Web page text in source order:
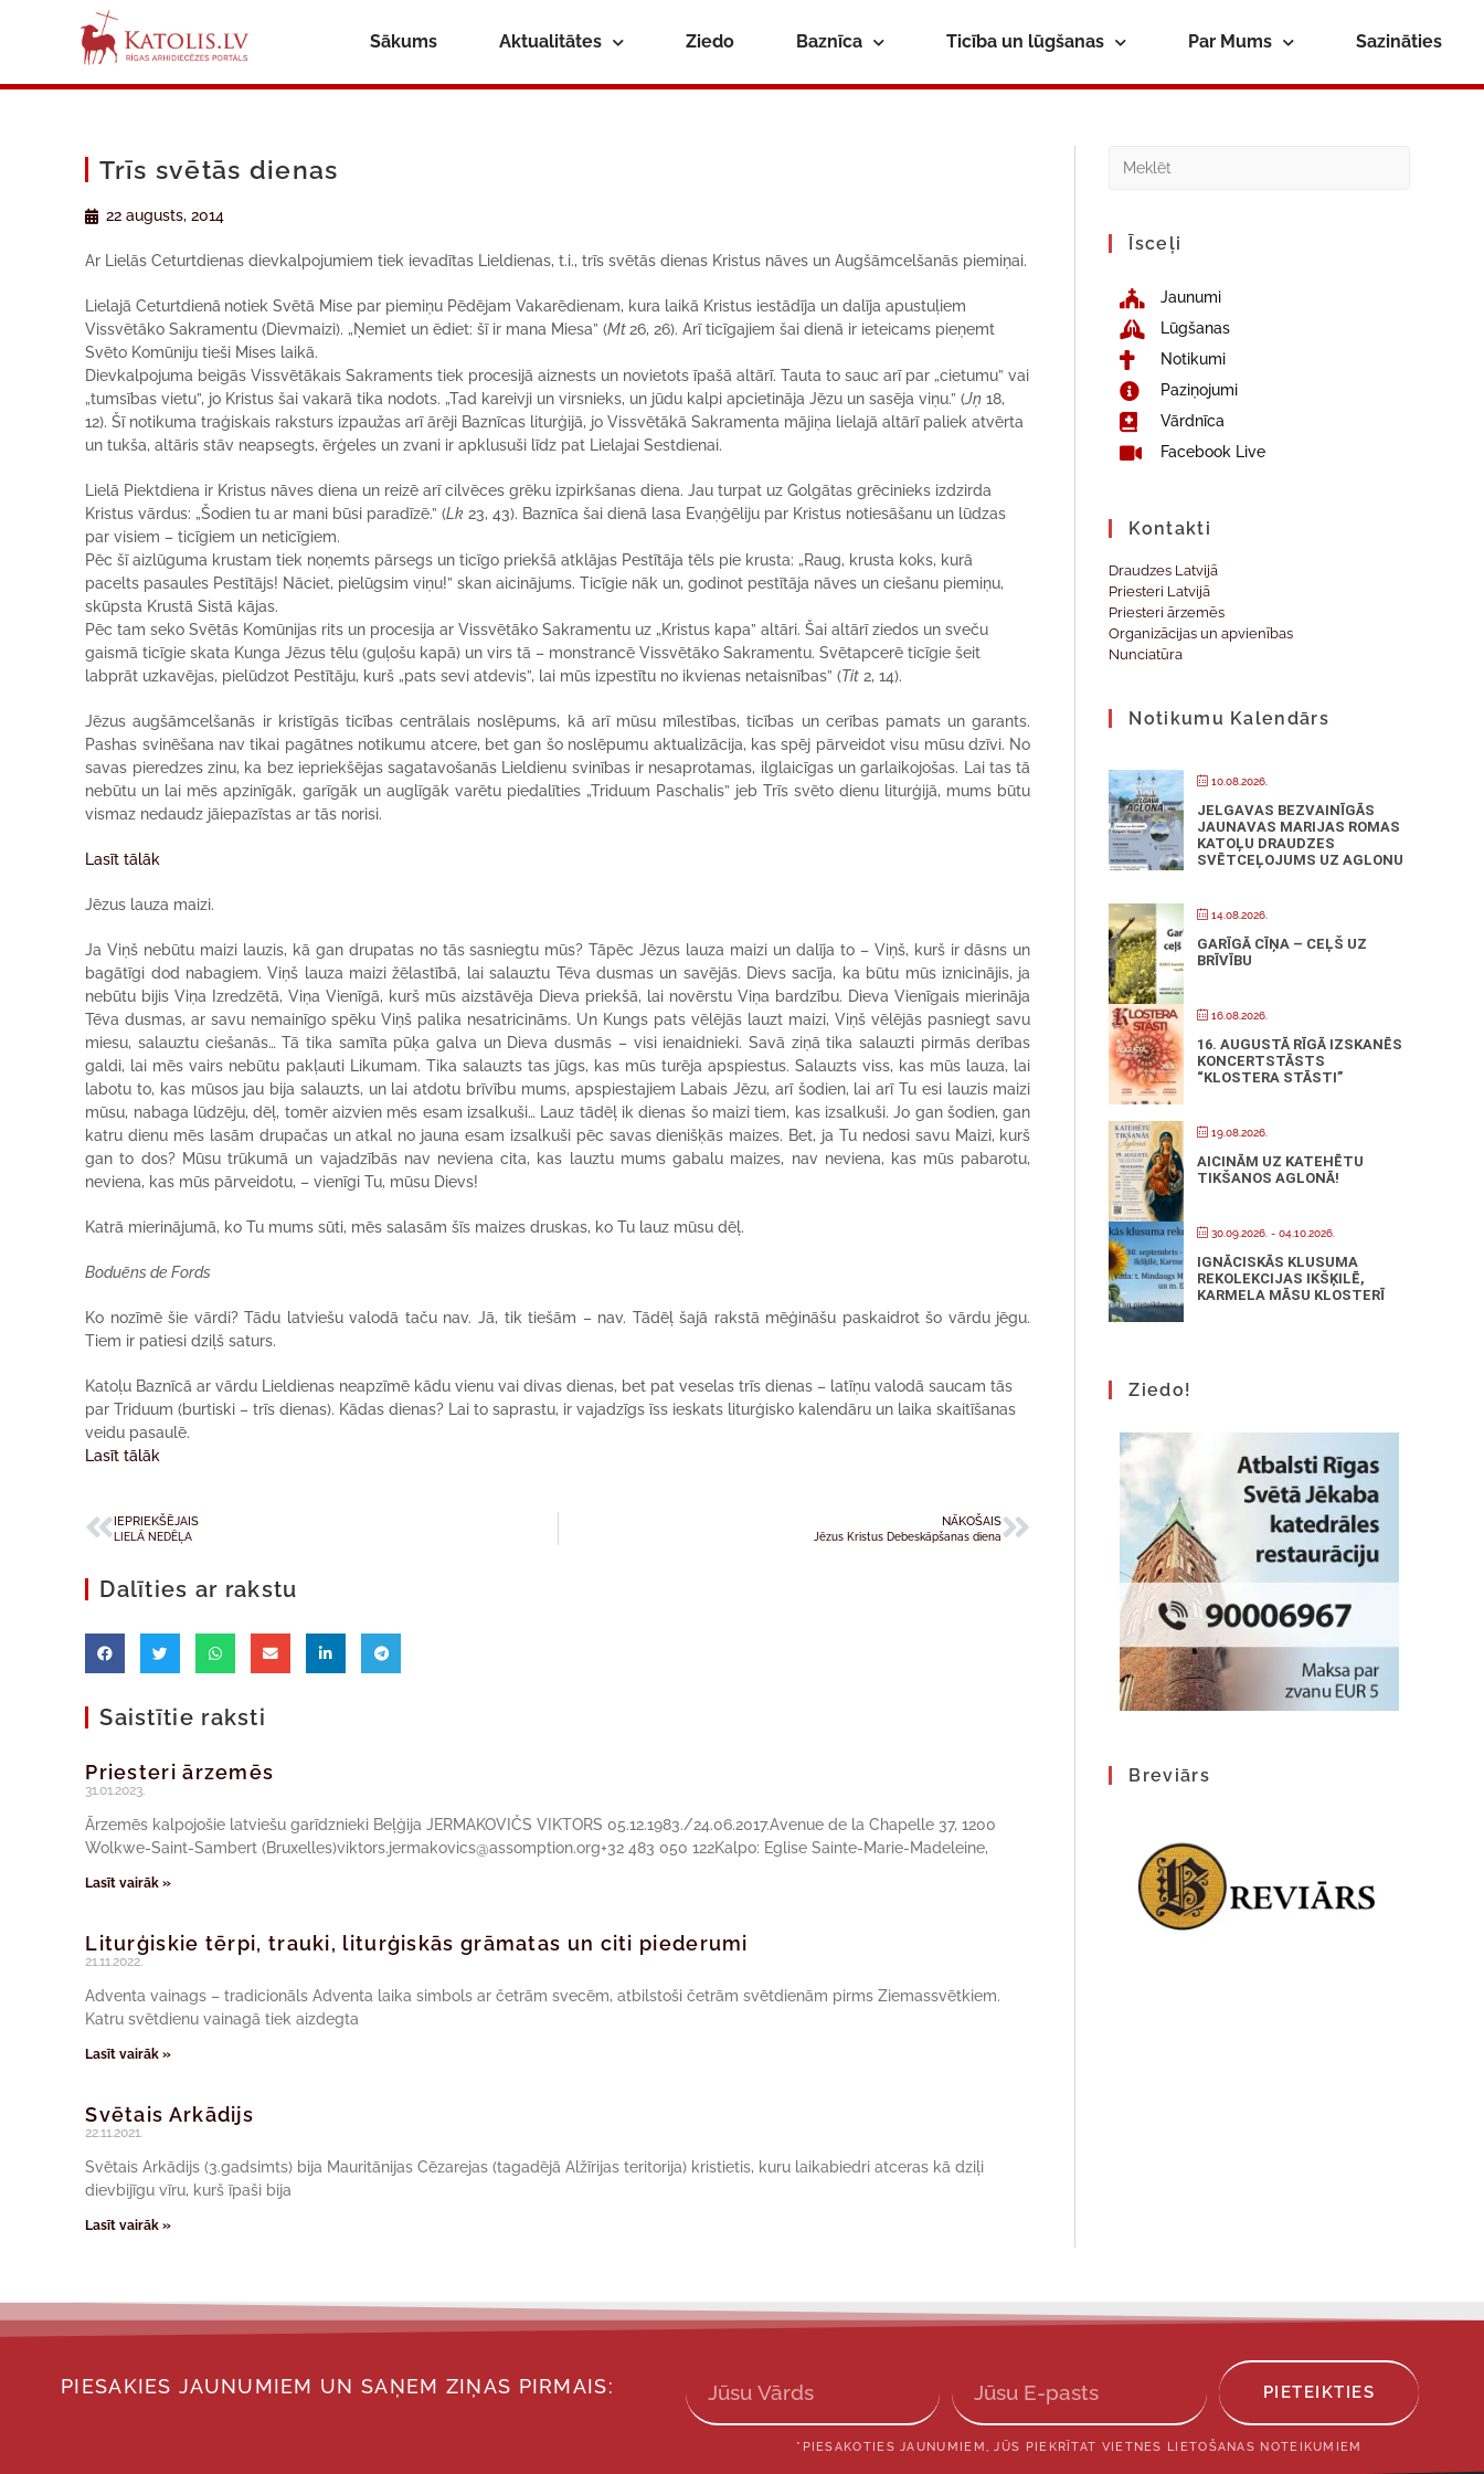
Sākums Aktualitātes Ziedo Baznīca Ticība un lūgšanas Par Mums Sazināties
Trīs svētās dienas
22 augusts, 2014
Ar Lielās Ceturtdienas dievkalpojumiem tiek ievadītas Lieldienas, t.i., trīs svētās dienas Kristus nāves un Augšāmcelšanās piemiņai.
Lielajā Ceturtdienā notiek Svētā Mise par piemiņu Pēdējam Vakarēdienam, kura laikā Kristus iestādīja un dalīja apustuļiem
Vissvētāko Sakramentu (Dievmaizi). „Ņemiet un ēdiet: šī ir mana Miesa” (Mt 26, 26). Arī ticīgajiem šai dienā ir ieteicams pieņemt
Svēto Komūniju tieši Mises laikā.
Dievkalpojuma beigās Vissvētākais Sakraments tiek procesijā aiznests un novietots īpašā altārī. Tauta to sauc arī par „cietumu” vai
„tumsības vietu”, jo Kristus šai vakarā tika nodots. „Tad kareivji un virsnieks, un jūdu kalpi apcietināja Jēzu un sasēja viņu.” (Jņ 18,
12). Šī notikuma traģiskais raksturs izpaužas arī ārēji Baznīcas liturģijā, jo Vissvētākā Sakramenta mājiņa lielajā altārī paliek atvērta
un tukša, altāris stāv neapsegts, ērģeles un zvani ir apklusuši līdz pat Lielajai Sestdienai.
Lielā Piektdiena ir Kristus nāves diena un reizē arī cilvēces grēku izpirkšanas diena. Jau turpat uz Golgātas grēcinieks izdzirda
Kristus vārdus: „Šodien tu ar mani būsi paradīzē.” (Lk 23, 43). Baznīca šai dienā lasa Evaņģēliju par Kristus notiesāšanu un lūdzas
par visiem – ticīgiem un neticīgiem.
Pēc šī aizlūguma krustam tiek noņemts pārsegs un ticīgo priekšā atklājas Pestītāja tēls pie krusta: „Raug, krusta koks, kurā
pacelts pasaules Pestītājs! Nāciet, pielūgsim viņu!” skan aicinājums. Ticīgie nāk un, godinot pestītāja nāves un ciešanu piemiņu,
skūpsta Krustā Sistā kājas.
Pēc tam seko Svētās Komūnijas rits un procesija ar Vissvētāko Sakramentu uz „Kristus kapa” altāri. Šai altārī ziedos un sveču
gaismā ticīgie skata Kunga Jēzus tēlu (guļošu kapā) un virs tā – monstrancē Vissvētāko Sakramentu. Svētapcerē ticīgie šeit
labprāt uzkavējas, pielūdzot Pestītāju, kurš „pats sevi atdevis”, lai mūs izpestītu no ikvienas netaisnības” (Tit 2, 14).
Jēzus augšāmcelšanās ir kristīgās ticības centrālais noslēpums, kā arī mūsu mīlestības, ticības un cerības pamats un garants.
Pashas svinēšana nav tikai pagātnes notikumu atcere, bet gan šo noslēpumu aktualizācija, kas spēj pārveidot visu mūsu dzīvi. No
savas pieredzes zinu, ka bez iepriekšējas sagatavošanās Lieldienu svinības ir nesaprotamas, ilglaicīgas un garlaikojošas. Lai tas tā
nebūtu un lai mēs apzinīgāk, garīgāk un auglīgāk varētu piedalīties „Triduum Paschalis” jeb Trīs svēto dienu liturģijā, mums būtu
vismaz nedaudz jāiepazīstas ar tās norisi.
Lasīt tālāk
Jēzus lauza maizi.
Ja Viņš nebūtu maizi lauzis, kā gan drupatas no tās sasniegtu mūs? Tāpēc Jēzus lauza maizi un dalīja to – Viņš, kurš ir dāsns un
bagātīgi dod nabagiem. Viņš lauza maizi žēlastībā, lai salauztu Tēva dusmas un savējās. Dievs sacīja, ka būtu mūs iznicinājis, ja
nebūtu bijis Viņa Izredzētā, Viņa Vienīgā, kurš mūs aizstāvēja Dieva priekšā, lai novērstu Viņa bardzību. Dieva Vienīgais mierināja
Tēva dusmas, ar savu nemainīgo spēku Viņš palika nesatricināms. Un Kungs pats vēlējās lauzt maizi, Viņš vēlējās pasniegt savu
miesu, salauztu ciešanās… Tā tika samīta pūķa galva un Dieva dusmās – visi ienaidnieki. Savā ziņā tika salauzti pirmās derības
galdi, lai mēs vairs nebūtu pakļauti Likumam. Tika salauzts tas jūgs, kas mūs turēja apspiestus. Salauzts viss, kas mūs lauza, lai
labotu to, kas mūsos jau bija salauzts, un lai atdotu brīvību mums, apspiestajiem Labais Jēzu, arī šodien, lai arī Tu esi lauzis maizi
mūsu, nabaga lūdzēju, dēļ, tomēr aizvien mēs esam izsalkuši… Lauz tādēļ ik dienas šo maizi tiem, kas izsalkuši. Jo gan šodien, gan
katru dienu mēs lasām drupačas un atkal no jauna esam izsalkuši pēc savas dienišķās maizes. Bet, ja Tu nedosi savu Maizi, kurš
gan to dos? Mūsu trūkumā un vajadzībās nav neviena cita, kas lauztu mums gabalu maizes, nav neviena, kas mūs pabarotu,
neviena, kas mūs pārveidotu, – vienīgi Tu, mūsu Dievs!
Katrā mierinājumā, ko Tu mums sūti, mēs salasām šīs maizes druskas, ko Tu lauz mūsu dēļ.
Boduēns de Fords
Ko nozīmē šie vārdi? Tādu latviešu valodā taču nav. Jā, tik tiešām – nav. Tādēļ šajā rakstā mēģināšu paskaidrot šo vārdu jēgu.
Tiem ir patiesi dziļš saturs.
Katoļu Baznīcā ar vārdu Lieldienas neapzīmē kādu vienu vai divas dienas, bet pat veselas trīs dienas – latīņu valodā saucam tās
par Triduum (burtiski – trīs dienas). Kādas dienas? Lai to saprastu, ir vajadzīgs īss ieskats liturģisko kalendāru un laika skaitīšanas
veidu pasaulē.
Lasīt tālāk
IEPRIEKŠĒJAIS
LIELĀ NEDĒĻA
NĀKOŠAIS
Jēzus Kristus Debeskāpšanas diena
Dalīties ar rakstu
Saistītie raksti
Priesteri ārzemēs
31.01.2023.
Ārzemēs kalpojošie latviešu garīdznieki Beļģija JERMAKOVIČS VIKTORS 05.12.1983./24.06.2017.Avenue de la Chapelle 37, 1200
Wolkwe-Saint-Sambert (Bruxelles)viktors.jermakovics@assomption.org+32 483 050 122Kalpo: Eglise Sainte-Marie-Madeleine,
Lasīt vairāk »
Liturģiskie tērpi, trauki, liturģiskās grāmatas un citi piederumi
21.11.2022.
Adventa vainags – tradicionāls Adventa laika simbols ar četrām svecēm, atbilstoši četrām svētdienām pirms Ziemassvētkiem.
Katru svētdienu vainagā tiek aizdegta
Lasīt vairāk »
Svētais Arkādijs
22.11.2021.
Svētais Arkādijs (3.gadsimts) bija Mauritānijas Cēzarejas (tagadējā Alžīrijas teritorija) kristietis, kuru laikabiedri atceras kā dziļi
dievbijīgu vīru, kurš īpaši bija
Lasīt vairāk »
Īsceļi
Jaunumi
Lūgšanas
Notikumi
Paziņojumi
Vārdnīca
Facebook Live
Kontakti
Draudzes Latvijā
Priesteri Latvijā
Priesteri ārzemēs
Organizācijas un apvienības
Nunciatūra
Notikumu Kalendārs
10.08.2026.
JELGAVAS BEZVAINĪGĀS
JAUNAVAS MARIJAS ROMAS
KATOĻU DRAUDZES
SVĒTCEĻOJUMS UZ AGLONU
14.08.2026.
GARĪGĀ CĪŅA – CEĻŠ UZ
BRĪVĪBU
16.08.2026.
16. AUGUSTĀ RĪGĀ IZSKANĒS
KONCERTSTĀSTS
“KLOSTERA STĀSTI”
19.08.2026.
AICINĀM UZ KATEHĒTU
TIKŠANOS AGLONĀ!
30.09.2026. - 04.10.2026.
IGNĀCISKĀS KLUSUMA
REKOLEKCIJAS IKŠĶILĒ,
KARMELA MĀSU KLOSTERĪ
Ziedo!
Breviārs
PIESAKIES JAUNUMIEM UN SAŅEM ZIŅAS PIRMAIS: PIETEIKTIES
*PIESAKOTIES JAUNUMIEM, JŪS PIEKRĪTAT VIETNES LIETOŠANAS NOTEIKUMIEM